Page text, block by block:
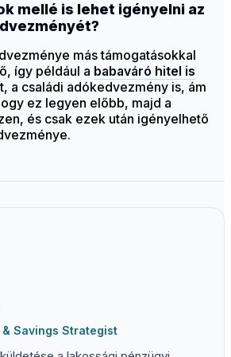
mellé is lehet igényelni az
más támogatásokkal
így például a babaváró hitel is
a családi adókedvezmény is, ám
ez legyen előbb, majd a
és csak ezek után igényelhető
Savings Strategist